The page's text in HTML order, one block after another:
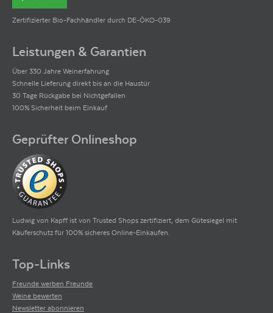
Zertifizierter Bio-Fachhändler durch DE-ÖKO-039
Leistungen & Garantien
Über 330 Jahre Weinerfahrung
Schnelle Lieferung direkt bis an die Haustür
30 Tage Rückgabe bei Nichtgefallen
100% Sicherheit beim Einkauf
Geprüfter Onlineshop
Ludwig von Kapff ist von Trusted Shops zertifiziert, dem Gütesiegel mit
Käuferschutz für 100% sicheres Online-Einkaufen.
Top-Links
Freunde werben Freunde
Weine bewerten
Newsletter abonnieren